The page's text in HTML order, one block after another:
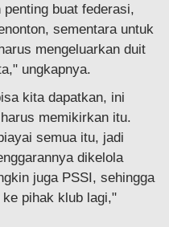
buat federasi,
sementara untuk
mengeluarkan duit
ungkapnya.
kita dapatkan, ini
harus memikirkan itu.
semua itu, jadi
dikelola
juga PSSI, sehingga
pihak klub lagi,"